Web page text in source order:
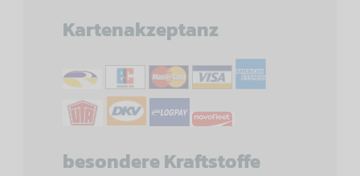
Kartenakzeptanz
besondere Kraftstoffe